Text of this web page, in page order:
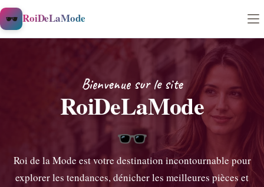
Aller au contenu
🕶️ RoiDeLaMode
Bienvenue sur le site
RoiDeLaMode
🕶️
Roi de la Mode est votre destination incontournable pour
explorer les tendances, dénicher les meilleures pièces et